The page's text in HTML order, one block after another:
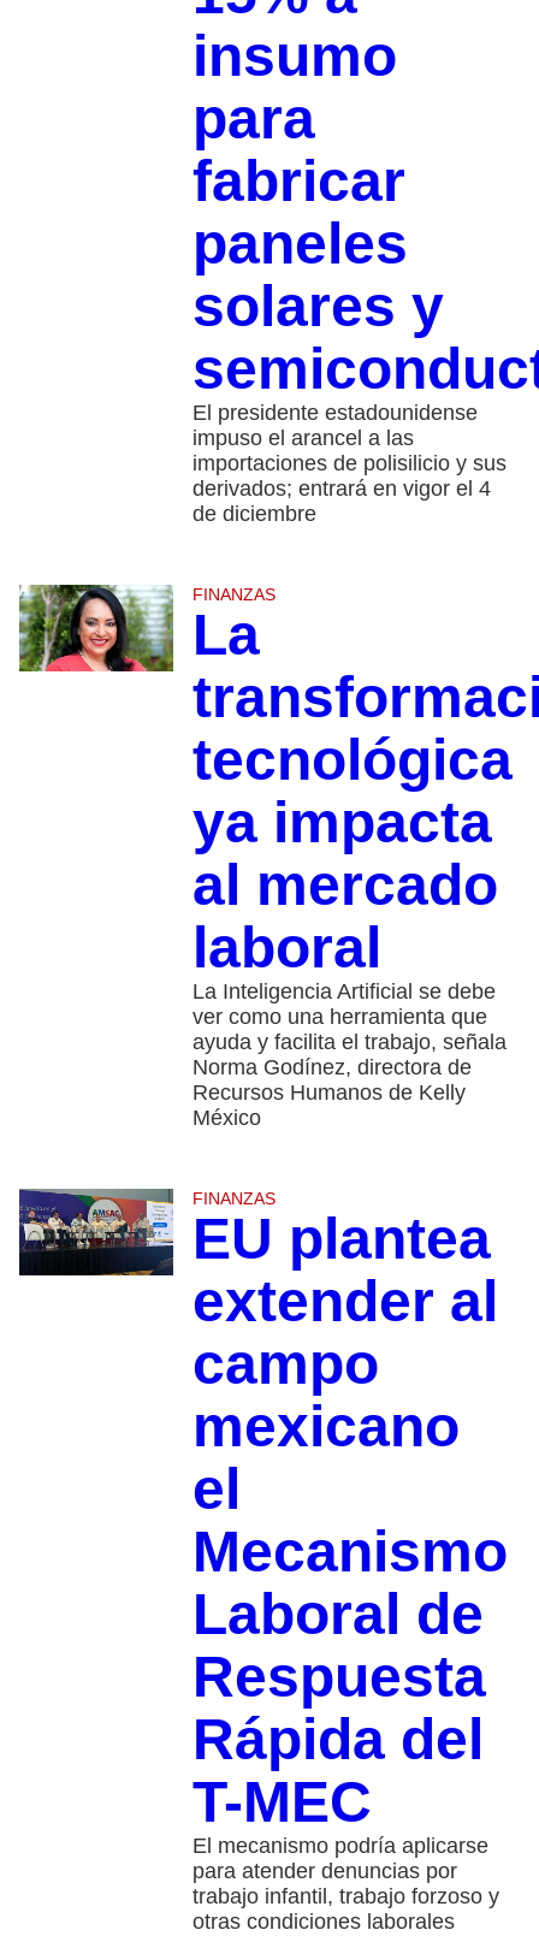
insumo
para
fabricar
paneles
solares y
El presidente estadounidense
impuso el arancel a las
importaciones de polisilicio y sus
derivados; entrará en vigor el 4
de diciembre
FINANZAS
La
tecnológica
ya impacta
al mercado
laboral
La Inteligencia Artificial se debe
ver como una herramienta que
ayuda y facilita el trabajo, señala
Norma Godínez, directora de
Recursos Humanos de Kelly
México
FINANZAS
EU plantea
extender al
campo
mexicano
el
Mecanismo
Laboral de
Respuesta
Rápida del
T-MEC
El mecanismo podría aplicarse
para atender denuncias por
trabajo infantil, trabajo forzoso y
otras condiciones laborales